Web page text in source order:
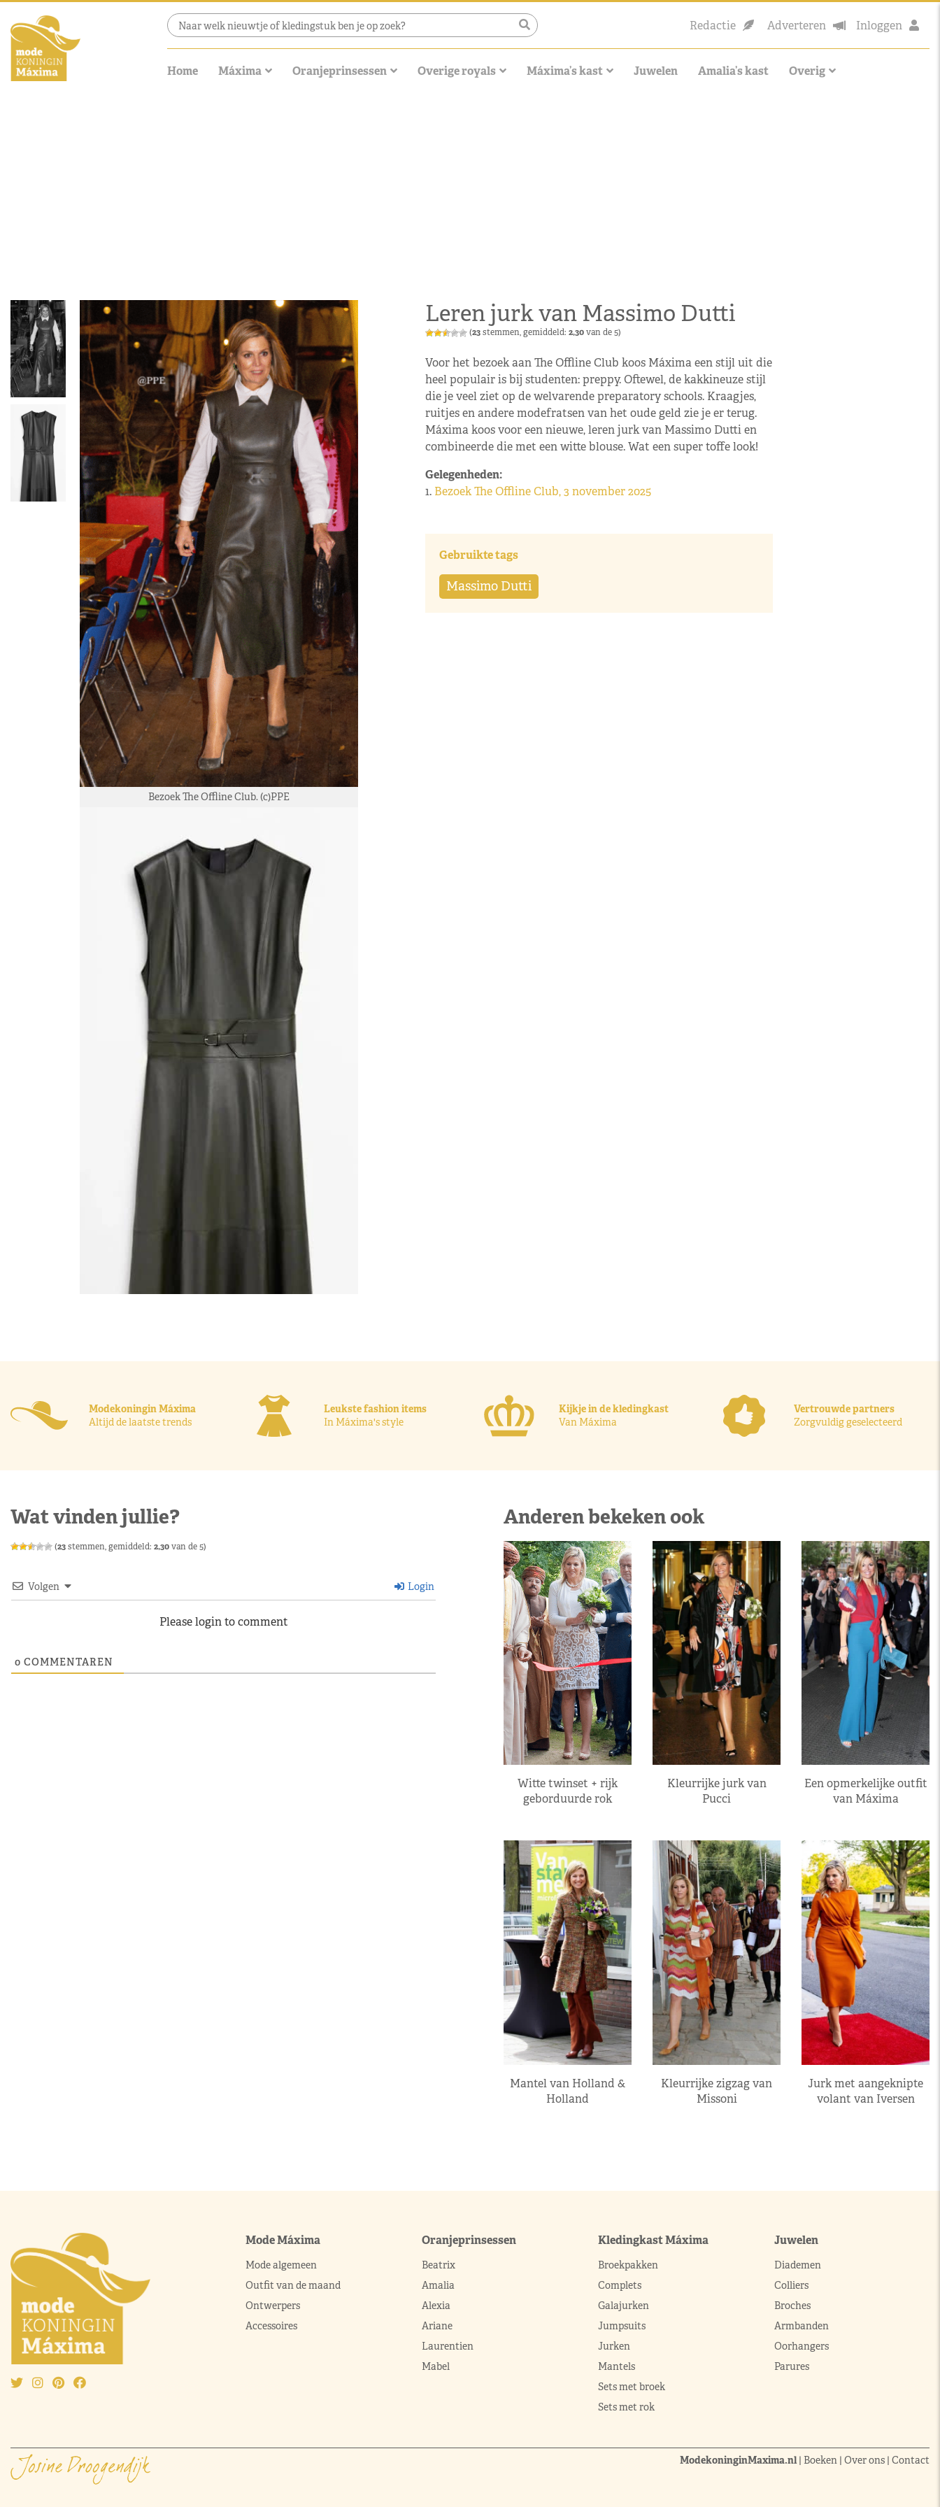
Redactie Adverteren Inloggen
Home Máxima Oranjeprinsessen Overige royals Máxima’s kast Juwelen Amalia’s kast Overig
Bezoek The Offline Club. (c)PPE
Leren jurk van Massimo Dutti
(23stemmen, gemiddeld: 2,30van de 5)
Voor het bezoek aan The Offline Club koos Máxima een stijl uit die
heel populair is bij studenten: preppy. Oftewel, de kakkineuze stijl
die je veel ziet op de welvarende preparatory schools. Kraagjes,
ruitjes en andere modefratsen van het oude geld zie je er terug.
Máxima koos voor een nieuwe, leren jurk van Massimo Dutti en
combineerde die met een witte blouse. Wat een super toffe look!
Gelegenheden:
1. Bezoek The Offline Club, 3 november 2025
Gebruikte tags
Massimo Dutti
Modekoningin Máxima
Altijd de laatste trends
Leukste fashion items
In Máxima's style
Kijkje in de kledingkast
Van Máxima
Vertrouwde partners
Zorgvuldig geselecteerd
Wat vinden jullie?
(23stemmen, gemiddeld: 2,30van de 5)
Volgen Login
Please login to comment
0 COMMENTAREN
Anderen bekeken ook
Witte twinset + rijk
geborduurde rok
Kleurrijke jurk van
Pucci
Een opmerkelijke outfit
van Máxima
Mantel van Holland &
Holland
Kleurrijke zigzag van
Missoni
Jurk met aangeknipte
volant van Iversen
Mode Máxima
Mode algemeen
Outfit van de maand
Ontwerpers
Accessoires
Oranjeprinsessen
Beatrix
Amalia
Alexia
Ariane
Laurentien
Mabel
Kledingkast Máxima
Broekpakken
Complets
Galajurken
Jumpsuits
Jurken
Mantels
Sets met broek
Sets met rok
Juwelen
Diademen
Colliers
Broches
Armbanden
Oorhangers
Parures
ModekoninginMaxima.nl | Boeken | Over ons | Contact